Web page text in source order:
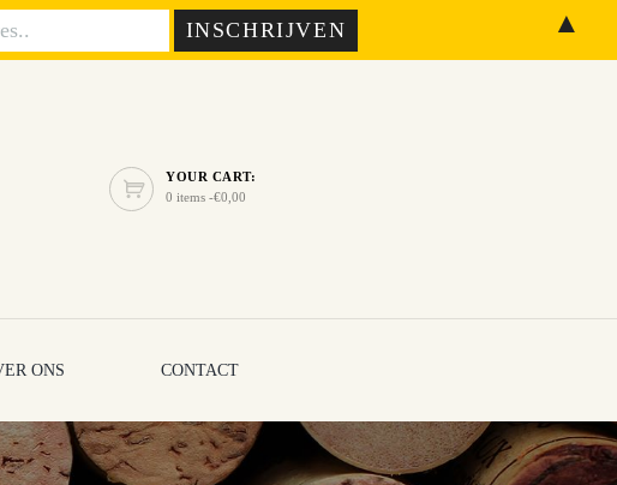
YOUR CART:
0 items -€0,00
ONS CONTACT
▲